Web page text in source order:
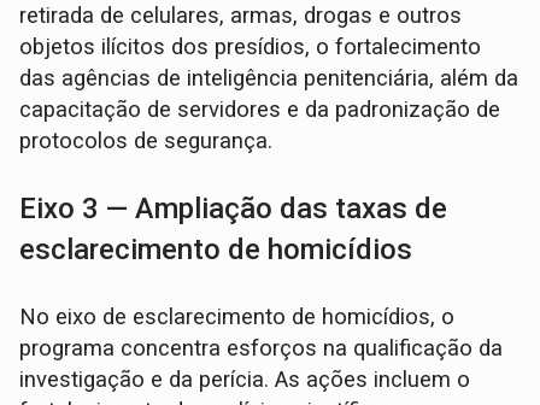
retirada de celulares, armas, drogas e outros
objetos ilícitos dos presídios, o fortalecimento
das agências de inteligência penitenciária, além da
capacitação de servidores e da padronização de
protocolos de segurança.
Eixo 3 — Ampliação das taxas de
esclarecimento de homicídios
No eixo de esclarecimento de homicídios, o
programa concentra esforços na qualificação da
investigação e da perícia. As ações incluem o